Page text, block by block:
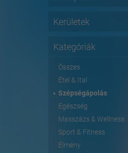
Kerületek
Kategóriák
Összes
Étel & Ital
Szépségápolás
Egészség
Masszázs & Wellness
Sport & Fitness
Élmény